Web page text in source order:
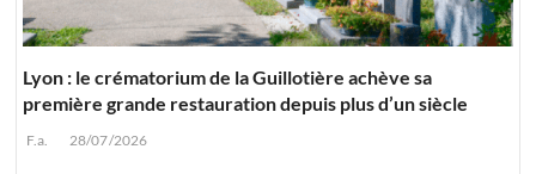
Lyon : le crématorium de la Guillotière achève sa
première grande restauration depuis plus d’un siècle
F.a. 28/07/2026